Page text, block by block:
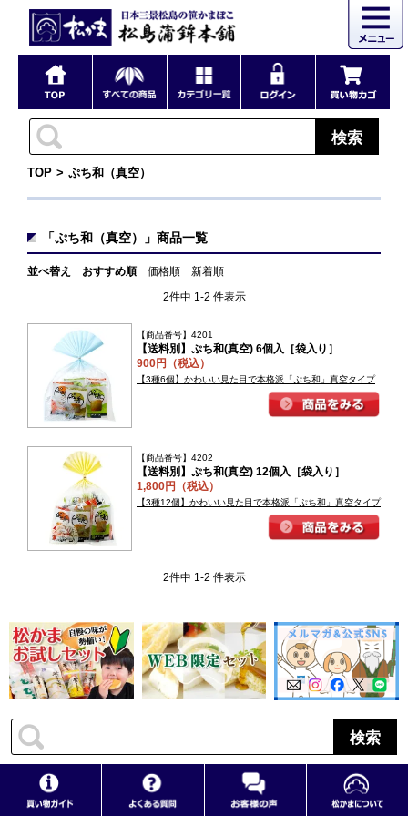
検索
TOP ぷち和（真空）
「ぷち和（真空）」商品一覧
並べ替え おすすめ順 価格順
新着順
2件中 1-2 件表示
【商品番号】4201
【送料別】ぷち和(真空) 6個入［袋入り］
900円（税込）
【3種6個】かわいい見た目で本格派「ぷち和」真空タイプ
【商品番号】4202
【送料別】ぷち和(真空) 12個入［袋入り］
1,800円（税込）
【3種12個】かわいい見た目で本格派「ぷち和」真空タイプ
2件中 1-2 件表示
検索